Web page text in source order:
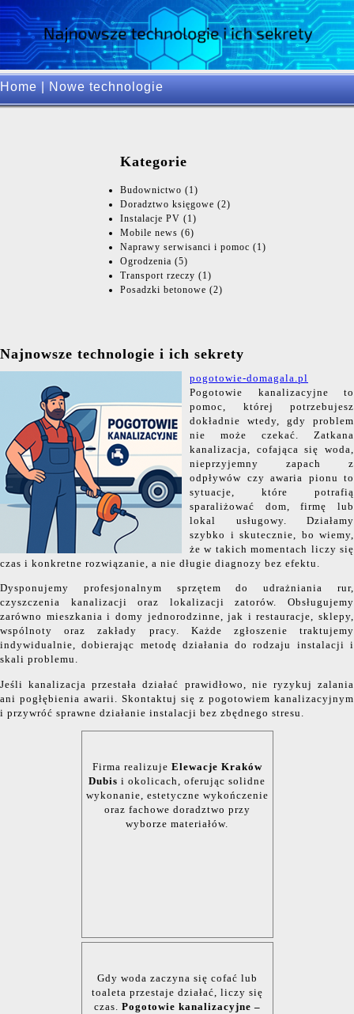
Home Nowe technologie
Kategorie
Budownictwo (1)
Doradztwo księgowe (2)
Instalacje PV (1)
Mobile news (6)
Naprawy serwisanci i pomoc (1)
Ogrodzenia (5)
Transport rzeczy (1)
Posadzki betonowe (2)
Najnowsze technologie i ich sekrety
pogotowie-domagala.pl
Pogotowie kanalizacyjne to
pomoc, której potrzebujesz
dokładnie wtedy, gdy problem
nie może czekać. Zatkana
kanalizacja, cofająca się woda,
nieprzyjemny zapach z
odpływów czy awaria pionu to
sytuacje, które potrafią
sparaliżować dom, firmę lub
lokal usługowy. Działamy
szybko i skutecznie, bo wiemy,
że w takich momentach liczy się
czas i konkretne rozwiązanie, a nie długie diagnozy bez efektu.
Dysponujemy profesjonalnym sprzętem do udrażniania rur,
czyszczenia kanalizacji oraz lokalizacji zatorów. Obsługujemy
zarówno mieszkania i domy jednorodzinne, jak i restauracje, sklepy,
wspólnoty oraz zakłady pracy. Każde zgłoszenie traktujemy
indywidualnie, dobierając metodę działania do rodzaju instalacji i
skali problemu.
Jeśli kanalizacja przestała działać prawidłowo, nie ryzykuj zalania
ani pogłębienia awarii. Skontaktuj się z pogotowiem kanalizacyjnym
i przywróć sprawne działanie instalacji bez zbędnego stresu.
Firma realizuje Elewacje Kraków
Dubis i okolicach, oferując solidne
wykonanie, estetyczne wykończenie
oraz fachowe doradztwo przy
wyborze materiałów.
Gdy woda zaczyna się cofać lub
toaleta przestaje działać, liczy się
czas. Pogotowie kanalizacyjne –